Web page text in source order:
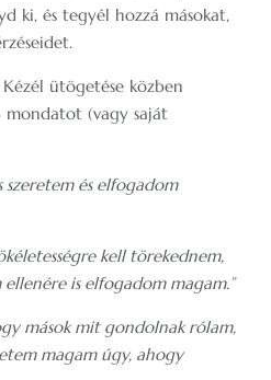
ki, és tegyél hozzá másokat,
ütögetése közben
mondatot (vagy saját
szeretem és elfogadom
kell törekednem,
is elfogadom magam.”
mások mit gondolnak rólam,
magam úgy, ahogy